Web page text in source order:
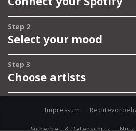
Impressum
Sicherheit & Datenschutz